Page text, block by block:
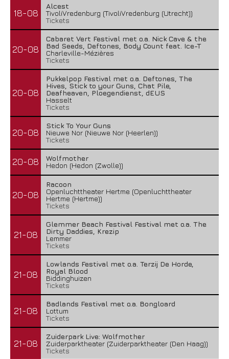
18-08
Alcest
TivoliVredenburg (TivoliVredenburg (Utrecht))
Tickets
20-08
Cabaret Vert Festival met o.a. Nick Cave & the
Bad Seeds, Deftones, Body Count feat. Ice-T
Charleville-Mézières
Tickets
20-08
Pukkelpop Festival met o.a. Deftones, The
Hives, Stick to your Guns, Chat Pile,
Deafheaven, Ploegendienst, dEUS
Hasselt
Tickets
20-08
Stick To Your Guns
Nieuwe Nor (Nieuwe Nor (Heerlen))
Tickets
20-08
Wolfmother
Hedon (Hedon (Zwolle))
20-08
Racoon
Openluchttheater Hertme (Openluchttheater
Hertme (Hertme))
Tickets
21-08
Glemmer Beach Festival Festival met o.a. The
Dirty Daddies, Krezip
Lemmer
Tickets
21-08
Lowlands Festival met o.a. Terzij De Horde,
Royal Blood
Biddinghuizen
Tickets
21-08
Badlands Festival met o.a. Bongloard
Lottum
Tickets
21-08
Zuiderpark Live: Wolfmother
Zuiderparktheater (Zuiderparktheater (Den Haag))
Tickets